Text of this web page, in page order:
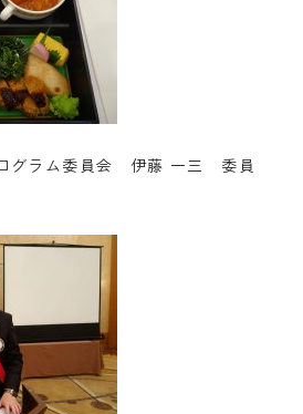
グラム委員会 伊藤 一三 委員